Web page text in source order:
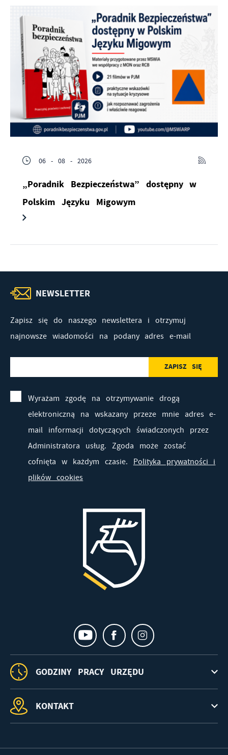
06 - 08 - 2026
„Poradnik Bezpieczeństwa” dostępny w
Polskim Języku Migowym
NEWSLETTER
Zapisz się do naszego newslettera i otrzymuj
najnowsze wiadomości na podany adres e-mail
Wyrażam zgodę na otrzymywanie drogą
elektroniczną na wskazany przeze mnie adres e-
mail informacji dotyczących świadczonych przez
Administratora usług. Zgoda może zostać
cofnięta w każdym czasie. Polityka prywatności i
plików cookies
GODZINY PRACY URZĘDU
KONTAKT